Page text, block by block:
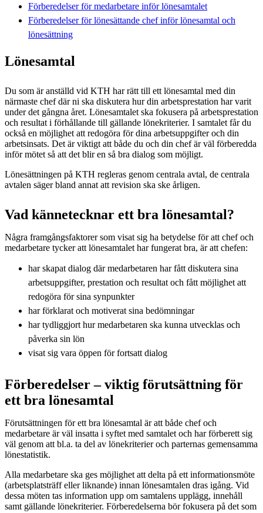
Förberedelser för medarbetare inför lönesamtalet
Förberedelser för lönesättande chef inför lönesamtal och
lönesättning
Lönesamtal
Du som är anställd vid KTH har rätt till ett lönesamtal med din
närmaste chef där ni ska diskutera hur din arbetsprestation har varit
under det gångna året. Lönesamtalet ska fokusera på arbetsprestation
och resultat i förhållande till gällande lönekriterier. I samtalet får du
också en möjlighet att redogöra för dina arbetsuppgifter och din
arbetsinsats. Det är viktigt att både du och din chef är väl förberedda
inför mötet så att det blir en så bra dialog som möjligt.
Lönesättningen på KTH regleras genom centrala avtal, de centrala
avtalen säger bland annat att revision ska ske årligen.
Vad kännetecknar ett bra lönesamtal?
Några framgångsfaktorer som visat sig ha betydelse för att chef och
medarbetare tycker att lönesamtalet har fungerat bra, är att chefen:
har skapat dialog där medarbetaren har fått diskutera sina
arbetsuppgifter, prestation och resultat och fått möjlighet att
redogöra för sina synpunkter
har förklarat och motiverat sina bedömningar
har tydliggjort hur medarbetaren ska kunna utvecklas och
påverka sin lön
visat sig vara öppen för fortsatt dialog
Förberedelser – viktig förutsättning för
ett bra lönesamtal
Förutsättningen för ett bra lönesamtal är att både chef och
medarbetare är väl insatta i syftet med samtalet och har förberett sig
väl genom att bl.a. ta del av lönekriterier och parternas gemensamma
lönestatistik.
Alla medarbetare ska ges möjlighet att delta på ett informationsmöte
(arbetsplatsträff eller liknande) innan lönesamtalen dras igång. Vid
dessa möten tas information upp om samtalens upplägg, innehåll
samt gällande lönekriterier. Förberedelserna bör fokusera på det som